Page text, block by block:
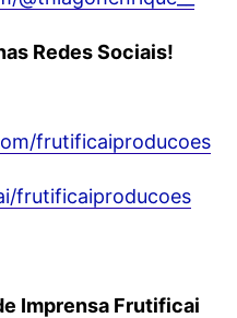
Redes Sociais!
frutificaiproducoes
frutificaiproducoes
Imprensa Frutificai